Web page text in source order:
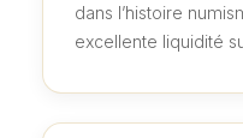
dans l’histoire
excellente liquidité